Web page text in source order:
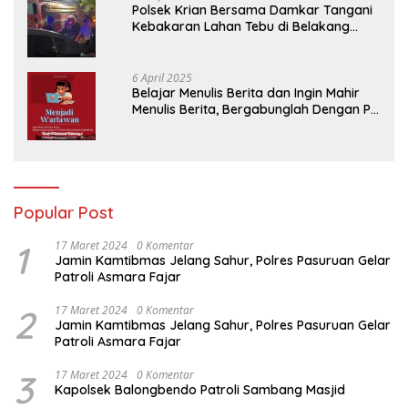
Polsek Krian Bersama Damkar Tangani
Kebakaran Lahan Tebu di Belakang
6 April 2025
Belajar Menulis Berita dan Ingin Mahir
Menulis Berita, Bergabunglah Dengan PT
Popular Post
1 17 Maret 2024 0 Komentar
Jamin Kamtibmas Jelang Sahur, Polres Pasuruan Gelar
Patroli Asmara Fajar
2 17 Maret 2024 0 Komentar
Jamin Kamtibmas Jelang Sahur, Polres Pasuruan Gelar
Patroli Asmara Fajar
3 17 Maret 2024 0 Komentar
Kapolsek Balongbendo Patroli Sambang Masjid